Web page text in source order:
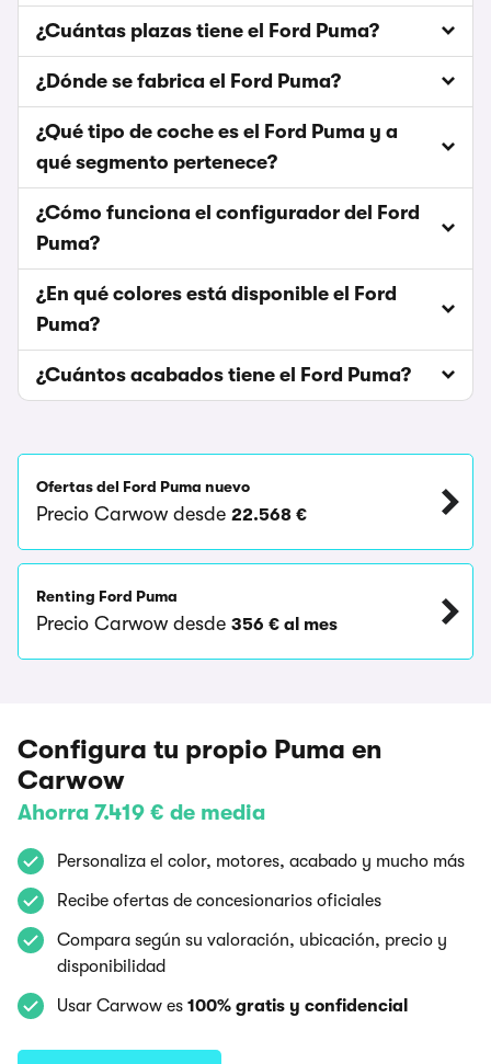
¿Cuántas plazas tiene el Ford Puma?
¿Dónde se fabrica el Ford Puma?
¿Qué tipo de coche es el Ford Puma y a
qué segmento pertenece?
¿Cómo funciona el configurador del Ford
Puma?
¿En qué colores está disponible el Ford
Puma?
¿Cuántos acabados tiene el Ford Puma?
Ofertas del Ford Puma nuevo
Precio Carwow desde 22.568 €
Renting Ford Puma
Precio Carwow desde 356 € al mes
Configura tu propio Puma en
Carwow
Ahorra 7.419 € de media
Personaliza el color, motores, acabado y mucho más
Recibe ofertas de concesionarios oficiales
Compara según su valoración, ubicación, precio y
disponibilidad
Usar Carwow es 100% gratis y confidencial